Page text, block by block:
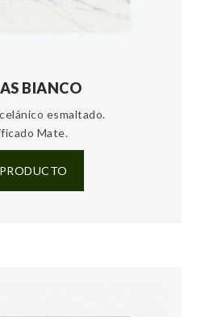
BIANCO
esmaltado.
Mate.